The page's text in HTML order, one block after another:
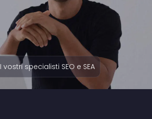
I vostri specialisti SEO e SEA